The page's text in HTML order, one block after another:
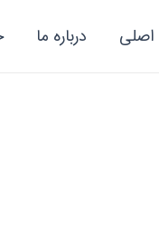
درباره ما